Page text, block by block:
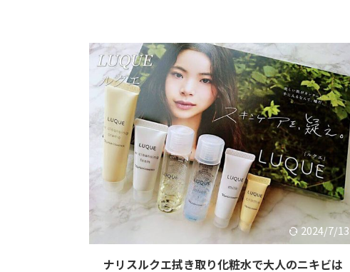
2024/7/13
ナリスルクエ拭き取り化粧水で大人のニキビは